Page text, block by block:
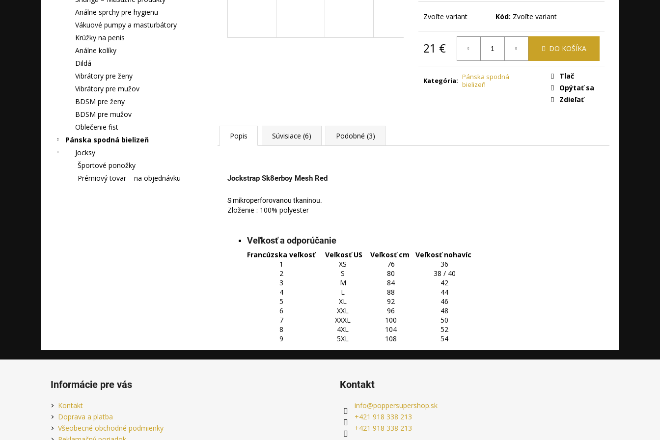
Análne sprchy pre hygienu
Vákuové pumpy a masturbátory
Krúžky na penis
Análne kolíky
Dildá
Vibrátory pre ženy
Vibrátory pre mužov
BDSM pre ženy
BDSM pre mužov
Oblečenie fist
Pánska spodná bielizeň
Jocksy
Športové ponožky
Prémiový tovar – na objednávku
Zvoľte variant Kód: Zvoľte variant
21 €
Jednotková
cena:
DO KOŠÍKA
Kategória: Pánska spodná
bielizeň
Tlač
Opýtať sa
Zdieľať
Popis Súvisiace (6) Podobné (3)
Jockstrap Sk8erboy Mesh Red
S mikroperforovanou tkaninou.
Zloženie : 100% polyester
Veľkosť a odporúčanie
Francúzska veľkosťVeľkosť US Veľkosť cm
Veľkosť nohavíc
1
XS 76
36
2
S 80
38 / 40
3
M 84
42
4
L 88
44
5
XL 92
46
6
XXL 96
48
7
XXXL 100
50
8
4XL 104
52
9
5XL 108 54
SÁČOK FISTING POWDER FUCK & FIST
FF POWDER 6G
2,90 €
POPPERS STRONG 15 ML
Informácie pre vás
Kontakt
Doprava a platba
Všeobecné obchodné podmienky
Kontakt
info@poppersupershop.sk
+421 918 338 213
+421 918 338 213